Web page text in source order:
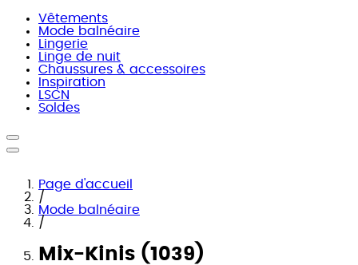
Vêtements
Mode balnéaire
Lingerie
Linge de nuit
Chaussures & accessoires
Inspiration
LSCN
Soldes
Page d'accueil
/
Mode balnéaire
/
Mix-Kinis (1039)